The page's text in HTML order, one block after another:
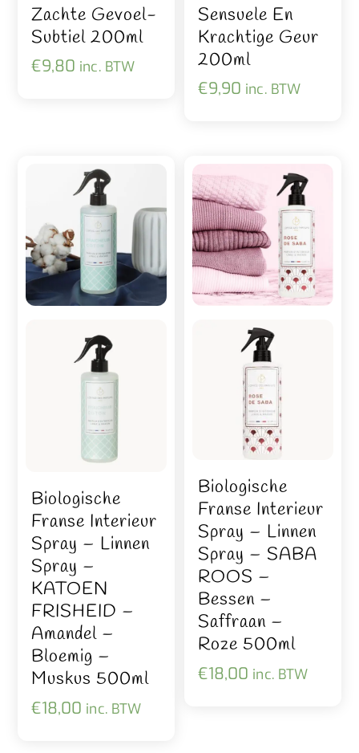
Zachte Gevoel-
Subtiel 200ml
€9,80 inc. BTW
Sensuele En
Krachtige Geur
200ml
€9,90 inc. BTW
Biologische
Franse Interieur
Spray – Linnen
Spray –
KATOEN
FRISHEID –
Amandel –
Bloemig –
Muskus 500ml
€18,00 inc. BTW
Biologische
Franse Interieur
Spray – Linnen
Spray – SABA
ROOS –
Bessen –
Saffraan –
Roze 500ml
€18,00 inc. BTW